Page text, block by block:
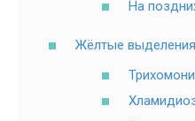
На
Жёлтые